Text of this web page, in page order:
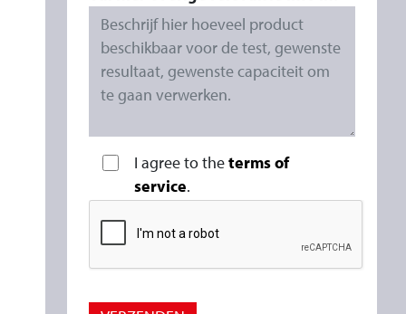
I agree to theterms of
service.